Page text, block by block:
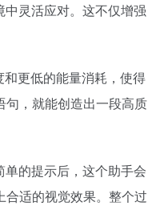
灵活应对。这不仅增强
更低的能量消耗，使得
，就能创造出一段高质
的提示后，这个助手会
适的视觉效果。整个过